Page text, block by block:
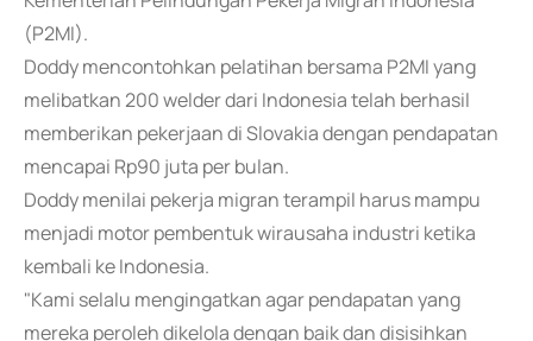
(P2MI).
Doddy mencontohkan pelatihan bersama P2MI yang
melibatkan 200 welder dari Indonesia telah berhasil
memberikan pekerjaan di Slovakia dengan pendapatan
mencapai Rp90 juta per bulan.
Doddy menilai pekerja migran terampil harus mampu
menjadi motor pembentuk wirausaha industri ketika
kembali ke Indonesia.
"Kami selalu mengingatkan agar pendapatan yang
mereka peroleh dikelola dengan baik dan disisihkan